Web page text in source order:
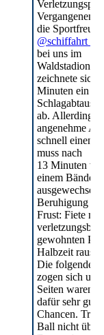
Vergangenen
die
bei uns im
Waldstadion
zeichnete sich
Minuten ein
Schlagabtausch
ab. Allerdings
angenehme
schnell einen
muss nach
13 Minuten
einem
ausgewechselt
Beruhigung
Frust: Fiete
gewohnten
Halbzeit raus.
Die folgenden
zogen sich
Seiten waren
dafür sehr gute
Chancen.
Ball nicht über